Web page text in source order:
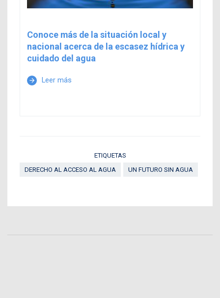
Conoce más de la situación local y
nacional acerca de la escasez hídrica y
cuidado del agua
arrow_forward Leer más
ETIQUETAS
DERECHO AL ACCESO AL AGUA
UN FUTURO SIN AGUA